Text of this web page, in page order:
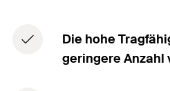
Die hohe
geringere Anzahl